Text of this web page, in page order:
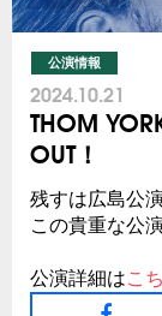
公演情報
2024.10.21
THOM
OUT！
残すは広島公
この貴重な公
公演詳細はこ